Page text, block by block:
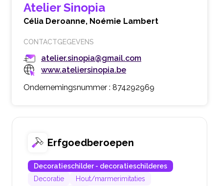
Atelier Sinopia
Célia Deroanne, Noémie Lambert
CONTACTGEGEVENS
atelier.sinopia@gmail.com
www.ateliersinopia.be
Ondernemingsnummer : 874292969
Erfgoedberoepen
Decoratieschilder - decoratieschilderes
Decoratie
Hout/marmerimitaties